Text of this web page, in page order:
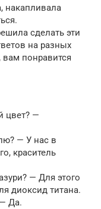
накапливала
сделать эти
на разных
вам понравится
цвет? —
— У нас в
краситель
— Для этого
диоксид титана.
Да.